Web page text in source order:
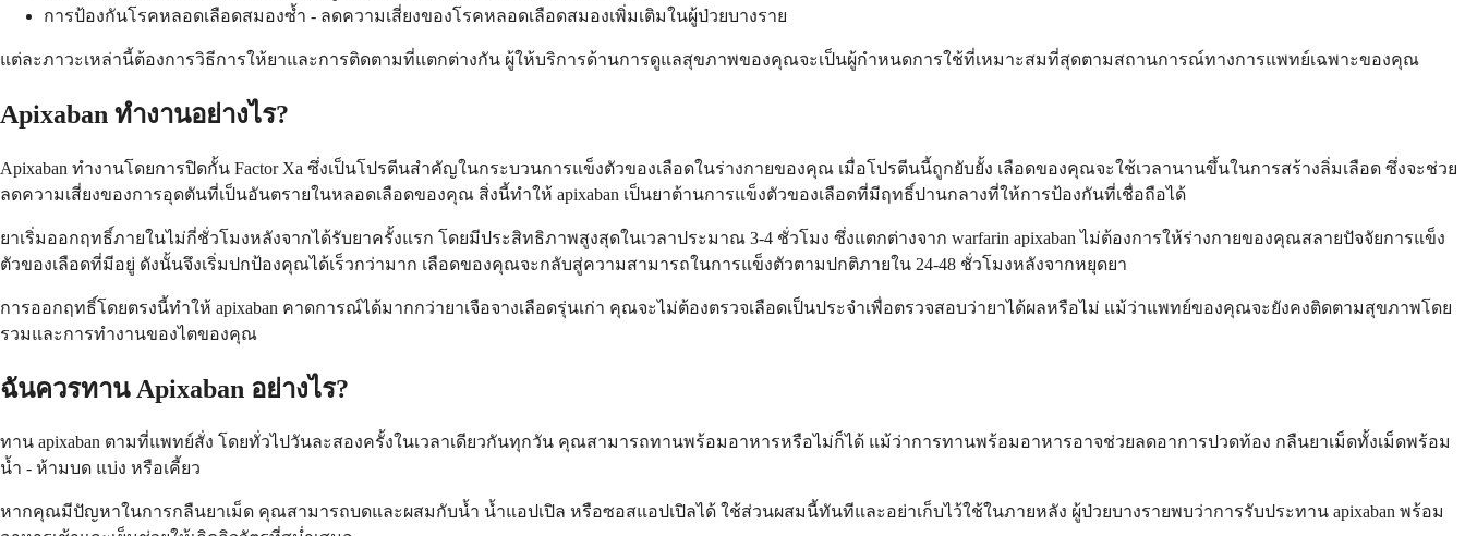
การป้องกันโรคหลอดเลือดสมองซ้ำ - ลดความเสี่ยงของโรคหลอดเลือดสมองเพิ่มเติมในผู้ป่วยบางราย
แต่ละภาวะเหล่านี้ต้องการวิธีการให้ยาและการติดตามที่แตกต่างกัน ผู้ให้บริการด้านการดูแลสุขภาพของคุณจะเป็นผู้กำหนดการใช้ที่เหมาะสมที่สุดตามสถานการณ์ทางการแพทย์เฉพาะของคุณ
Apixaban ทำงานอย่างไร?
Apixaban ทำงานโดยการปิดกั้น Factor Xa ซึ่งเป็นโปรตีนสำคัญในกระบวนการแข็งตัวของเลือดในร่างกายของคุณ เมื่อโปรตีนนี้ถูกยับยั้ง เลือดของคุณจะใช้เวลานานขึ้นในการสร้างลิ่มเลือด ซึ่งจะช่วย
ลดความเสี่ยงของการอุดตันที่เป็นอันตรายในหลอดเลือดของคุณ สิ่งนี้ทำให้ apixaban เป็นยาต้านการแข็งตัวของเลือดที่มีฤทธิ์ปานกลางที่ให้การป้องกันที่เชื่อถือได้
ยาเริ่มออกฤทธิ์ภายในไม่กี่ชั่วโมงหลังจากได้รับยาครั้งแรก โดยมีประสิทธิภาพสูงสุดในเวลาประมาณ 3-4 ชั่วโมง ซึ่งแตกต่างจาก warfarin apixaban ไม่ต้องการให้ร่างกายของคุณสลายปัจจัยการแข็ง
ตัวของเลือดที่มีอยู่ ดังนั้นจึงเริ่มปกป้องคุณได้เร็วกว่ามาก เลือดของคุณจะกลับสู่ความสามารถในการแข็งตัวตามปกติภายใน 24-48 ชั่วโมงหลังจากหยุดยา
การออกฤทธิ์โดยตรงนี้ทำให้ apixaban คาดการณ์ได้มากกว่ายาเจือจางเลือดรุ่นเก่า คุณจะไม่ต้องตรวจเลือดเป็นประจำเพื่อตรวจสอบว่ายาได้ผลหรือไม่ แม้ว่าแพทย์ของคุณจะยังคงติดตามสุขภาพโดย
รวมและการทำงานของไตของคุณ
ฉันควรทาน Apixaban อย่างไร?
ทาน apixaban ตามที่แพทย์สั่ง โดยทั่วไปวันละสองครั้งในเวลาเดียวกันทุกวัน คุณสามารถทานพร้อมอาหารหรือไม่ก็ได้ แม้ว่าการทานพร้อมอาหารอาจช่วยลดอาการปวดท้อง กลืนยาเม็ดทั้งเม็ดพร้อม
น้ำ - ห้ามบด แบ่ง หรือเคี้ยว
หากคุณมีปัญหาในการกลืนยาเม็ด คุณสามารถบดและผสมกับน้ำ น้ำแอปเปิล หรือซอสแอปเปิลได้ ใช้ส่วนผสมนี้ทันทีและอย่าเก็บไว้ใช้ในภายหลัง ผู้ป่วยบางรายพบว่าการรับประทาน apixaban พร้อม